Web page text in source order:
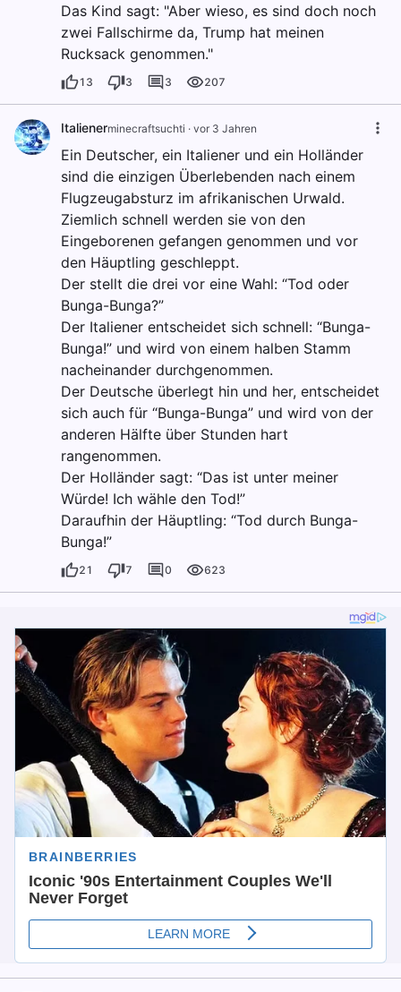
Das Kind sagt: "Aber wieso, es sind doch noch
zwei Fallschirme da, Trump hat meinen
Rucksack genommen."
13 3 3 207
Italienerminecraftsuchti · vor 3 Jahren
Ein Deutscher, ein Italiener und ein Holländer
sind die einzigen Überlebenden nach einem
Flugzeugabsturz im afrikanischen Urwald.
Ziemlich schnell werden sie von den
Eingeborenen gefangen genommen und vor
den Häuptling geschleppt.
Der stellt die drei vor eine Wahl: “Tod oder
Bunga-Bunga?”
Der Italiener entscheidet sich schnell: “Bunga-
Bunga!” und wird von einem halben Stamm
nacheinander durchgenommen.
Der Deutsche überlegt hin und her, entscheidet
sich auch für “Bunga-Bunga” und wird von der
anderen Hälfte über Stunden hart
rangenommen.
Der Holländer sagt: “Das ist unter meiner
Würde! Ich wähle den Tod!”
Daraufhin der Häuptling: “Tod durch Bunga-
Bunga!”
21 7 0 623